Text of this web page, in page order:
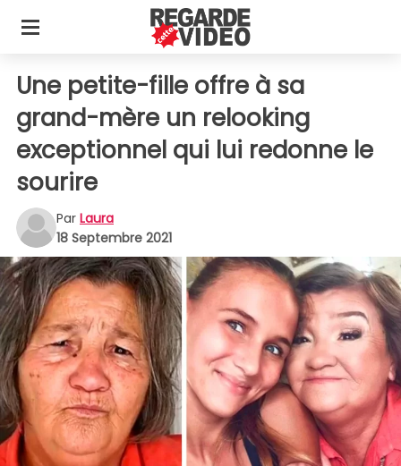
Une petite-fille offre à sa
grand-mère un relooking
exceptionnel qui lui redonne le
sourire
Par Laura
18 Septembre 2021